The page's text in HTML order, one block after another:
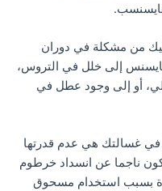
من مشكلة في دوران
إلى خلل في التروس،
أو إلى وجود عطل في
في غسالتك هي عدم قدرتها
ناجما عن انسداد خرطوم
بسبب استخدام مسحوق